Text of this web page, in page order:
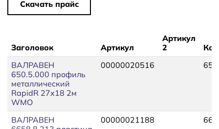
Скачать прайс
Заголовок Артикул
Артикул
2
Код
ВАЛРАВЕН
650.5.000 профиль
металлический
RapidR 27х18 2м
WMO
00000020516
ВАЛРАВЕН
00000021188